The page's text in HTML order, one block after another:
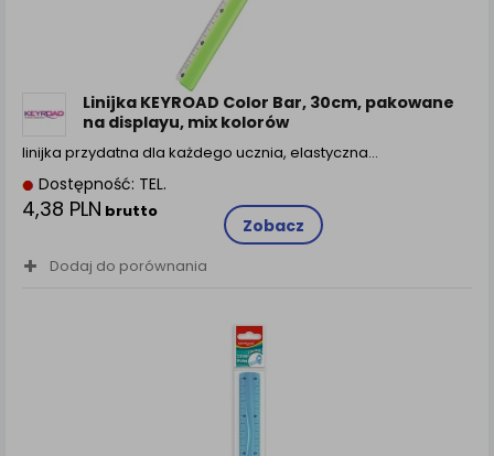
Linijka KEYROAD Color Bar, 30cm, pakowane
na displayu, mix kolorów
linijka przydatna dla każdego ucznia, elastyczna...
Dostępność: TEL.
4,38 PLN brutto
Zobacz
Dodaj do porównania